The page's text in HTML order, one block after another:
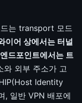
는 transport 모드
이어 상에서는 터널
엔드포인트에서는 트
와 외부 주소가 고
Identity
, 일반 VPN 배포에